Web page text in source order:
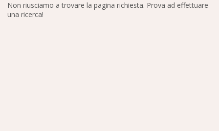
Non riusciamo a trovare la pagina richiesta. Prova ad effettuare
una ricerca!